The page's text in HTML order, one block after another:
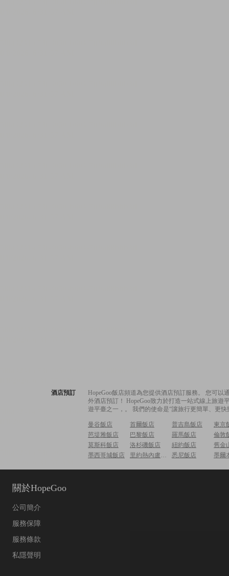
酒店預訂
HopeGoo飯店頻道為您提供酒店預訂服務。 您可
外酒店預訂！ HopeGoo致力於打造一站式線上旅
遊平臺之一，。 我們的使命是“讓旅行更簡單、更
曼谷飯店 首爾飯店 普吉島飯店
東京
芭堤雅飯店
巴黎飯店 羅馬飯店
倫敦
莫斯科飯店
洛杉磯飯店 紐約飯店
舊金
墨西哥城飯店
里約熱內盧飯店 悉尼飯店 墨爾
關於HopeGoo
公司簡介
服務保障
服務條款
私隱聲明